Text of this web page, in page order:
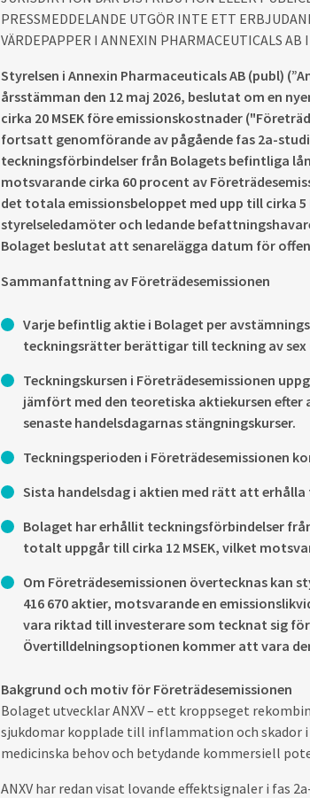
PRESSMEDDELANDE UTGÖR INTE ETT
VÄRDEPAPPER I ANNEXIN PHARMACEUTICALS
Styrelsen i Annexin Pharmaceuticals AB (publ)
årsstämman den 12 maj 2026, beslutat om en
cirka 20 MSEK före emissionskostnader
fortsatt genomförande av pågående fas 2a-
teckningsförbindelser från Bolagets befintliga
motsvarande cirka 60 procent av
det totala emissionsbeloppet med upp till cirka
styrelseledamöter och ledande
Bolaget beslutat att senarelägga datum för
Sammanfattning av Företrädesemissionen
Varje befintlig aktie i Bolaget per
teckningsrätter berättigar till teckning av sex
Teckningskursen i Företrädesemissionen
jämfört med den teoretiska aktiekursen
senaste handelsdagarnas stängningskurser.
Teckningsperioden i Företrädesemissionen
Sista handelsdag i aktien med rätt att erhålla
Bolaget har erhållit teckningsförbindelser
totalt uppgår till cirka 12 MSEK, vilket
Om Företrädesemissionen övertecknas kan
416 670 aktier, motsvarande en
vara riktad till investerare som tecknat sig
Övertilldelningsoptionen kommer att vara
Bakgrund och motiv för Företrädesemissionen
Bolaget utvecklar ANXV – ett kroppseget
sjukdomar kopplade till inflammation och skador
medicinska behov och betydande kommersiell
ANXV har redan visat lovande effektsignaler i fas